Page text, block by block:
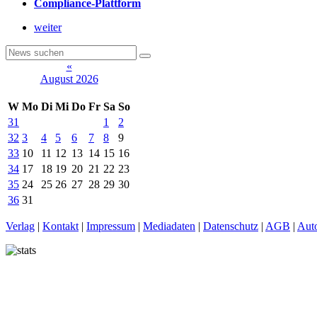
Compliance-Plattform
weiter
«
August 2026
W Mo Di Mi Do Fr Sa So
31
1
2
32 3 4 5 6 7 8
9
33 10 11 12 13 14 15 16
34 17 18 19 20 21 22 23
35 24 25 26 27 28 29 30
36 31
Verlag | Kontakt | Impressum | Mediadaten | Datenschutz | AGB |